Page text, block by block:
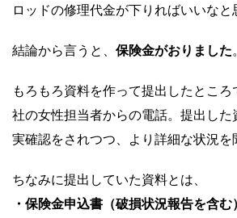
ロッドの修理代金が下りればいいなと
結論から言うと、 保険金がおりました。
もろもろ資料を作って提出したとこ
社の女性担当者からの電話。提出し
実確認をされつつ、より詳細な状況を
ちなみに提出していた資料とは、
・保険金申込書（破損状況報告を含む）